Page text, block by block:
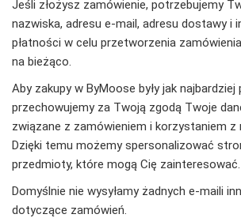
Jeśli złożysz zamówienie, potrzebujemy
nazwiska, adresu e-mail, adresu dostawy i
płatności w celu przetworzenia
na bieżąco.
Aby zakupy w ByMoose były jak najbardziej
przechowujemy za Twoją zgodą Twoje
związane z zamówieniem i korzystaniem z
Dzięki temu możemy spersonalizować
przedmioty, które mogą Cię zainteresować.
Domyślnie nie wysyłamy żadnych e-maili
dotyczące zamówień.